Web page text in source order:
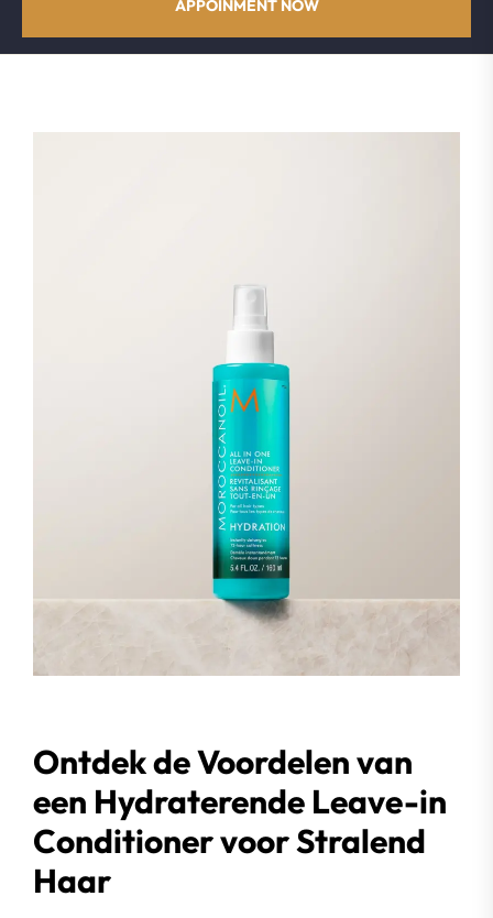
APPOINMENT NOW
Ontdek de Voordelen van
een Hydraterende Leave-in
Conditioner voor Stralend
Haar